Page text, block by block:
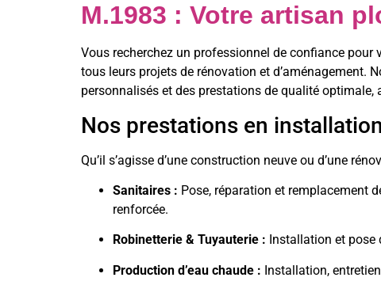
M.1983 : Votre artisan
Vous recherchez un professionnel de confiance pour
tous leurs projets de rénovation et d’aménagement.
personnalisés et des prestations de qualité optimale,
Nos prestations en
Qu’il s’agisse d’une construction neuve ou d’une
Sanitaires : Pose, réparation et remplacement
renforcée.
Robinetterie & Tuyauterie : Installation et pose
Production d’eau chaude : Installation,